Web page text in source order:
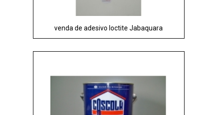
venda de adesivo loctite Jabaquara